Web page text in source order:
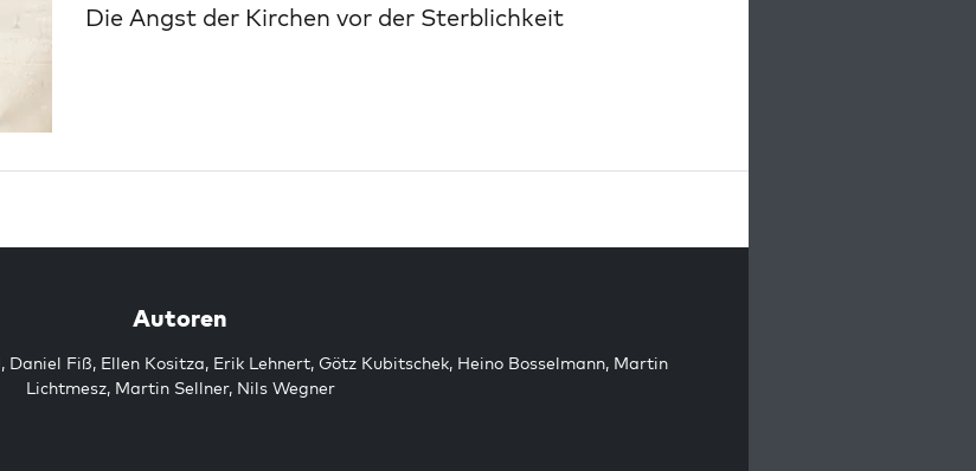
Die Angst der Kirchen vor der Sterblichkeit
Autoren
, Daniel Fiß, Ellen Kositza, Erik Lehnert, Götz Kubitschek, Heino Bosselmann, Martin
Lichtmesz, Martin Sellner, Nils Wegner